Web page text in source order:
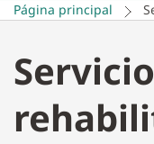
Página principal